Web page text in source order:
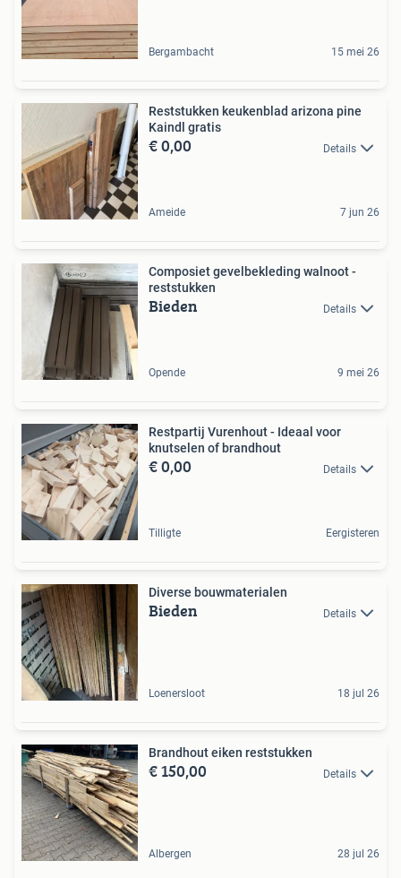
Bergambacht 15 mei 26
Reststukken keukenblad arizona pine
Kaindl gratis
€ 0,00 Details
Ameide 7 jun 26
Composiet gevelbekleding walnoot -
reststukken
Bieden Details
Opende 9 mei 26
Restpartij Vurenhout - Ideaal voor
knutselen of brandhout
€ 0,00 Details
Tilligte Eergisteren
Diverse bouwmaterialen
Bieden Details
Loenersloot 18 jul 26
Brandhout eiken reststukken
€ 150,00 Details
Albergen 28 jul 26